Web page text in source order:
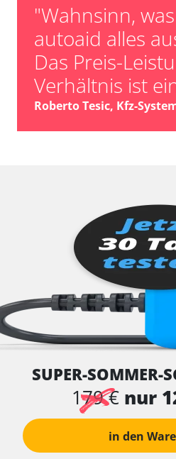
"Wahnsinn,
autoaid alles
Das Preis-
Verhältnis ist
Roberto Tesic, Kfz-
SUPER-SOMMER-
179 € nur
in den